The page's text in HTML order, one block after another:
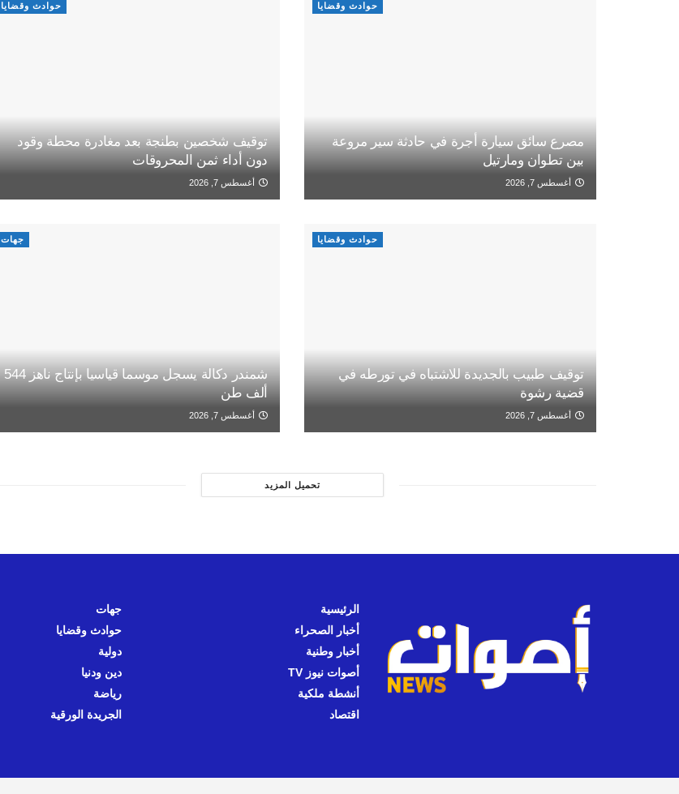
حوادث وقضايا
مصرع سائق سيارة أجرة في حادثة سير مروعة
بين تطوان ومارتيل
أغسطس 7, 2026
حوادث وقضايا
توقيف شخصين بطنجة بعد مغادرة محطة وقود
دون أداء ثمن المحروقات
أغسطس 7, 2026
حوادث وقضايا
توقيف طبيب بالجديدة للاشتباه في تورطه في
قضية رشوة
أغسطس 7, 2026
جهات
شمندر دكالة يسجل موسما قياسيا بإنتاج ناهز 544
ألف طن
أغسطس 7, 2026
تحميل المزيد
الرئيسية
أخبار الصحراء
أخبار وطنية
أصوات نيوز TV
أنشطة ملكية
اقتصاد
جهات
حوادث وقضايا
دولية
دين ودنيا
رياضة
الجريدة الورقية